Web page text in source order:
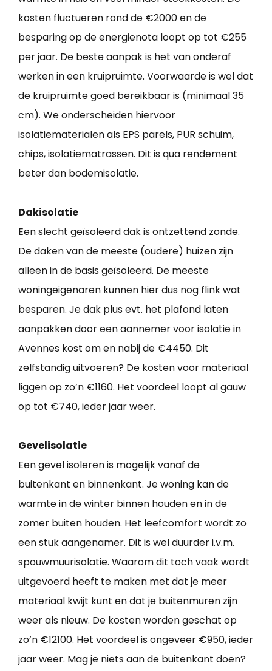
kosten fluctueren rond de €2000 en de
besparing op de energienota loopt op tot €255
per jaar. De beste aanpak is het van onderaf
werken in een kruipruimte. Voorwaarde is wel dat
de kruipruimte goed bereikbaar is (minimaal 35
cm). We onderscheiden hiervoor
isolatiematerialen als EPS parels, PUR schuim,
chips, isolatiematrassen. Dit is qua rendement
beter dan bodemisolatie.
Dakisolatie
Een slecht geïsoleerd dak is ontzettend zonde.
De daken van de meeste (oudere) huizen zijn
alleen in de basis geïsoleerd. De meeste
woningeigenaren kunnen hier dus nog flink wat
besparen. Je dak plus evt. het plafond laten
aanpakken door een aannemer voor isolatie in
Avennes kost om en nabij de €4450. Dit
zelfstandig uitvoeren? De kosten voor materiaal
liggen op zo’n €1160. Het voordeel loopt al gauw
op tot €740, ieder jaar weer.
Gevelisolatie
Een gevel isoleren is mogelijk vanaf de
buitenkant en binnenkant. Je woning kan de
warmte in de winter binnen houden en in de
zomer buiten houden. Het leefcomfort wordt zo
een stuk aangenamer. Dit is wel duurder i.v.m.
spouwmuurisolatie. Waarom dit toch vaak wordt
uitgevoerd heeft te maken met dat je meer
materiaal kwijt kunt en dat je buitenmuren zijn
weer als nieuw. De kosten worden geschat op
zo’n €12100. Het voordeel is ongeveer €950, ieder
jaar weer. Mag je niets aan de buitenkant doen?